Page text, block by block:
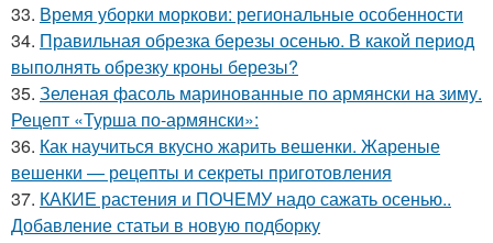
33. Время уборки моркови: региональные особенности
34. Правильная обрезка березы осенью. В какой период
выполнять обрезку кроны березы?
35. Зеленая фасоль маринованные по армянски на зиму.
Рецепт «Турша по-армянски»:
36. Как научиться вкусно жарить вешенки. Жареные
вешенки — рецепты и секреты приготовления
37. КАКИЕ растения и ПОЧЕМУ надо сажать осенью..
Добавление статьи в новую подборку